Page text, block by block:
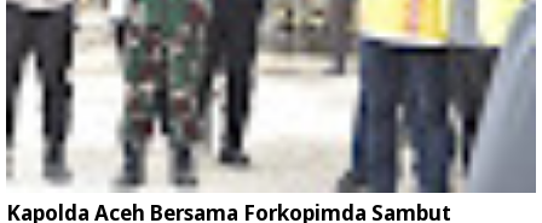
Kapolda Aceh Bersama Forkopimda Sambut